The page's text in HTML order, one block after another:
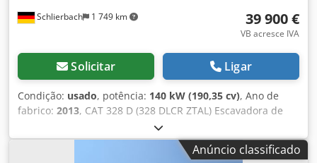
Schlierbach 1 749 km 39 900 €
VB acresce IVA
Solicitar Ligar
Condição: usado, potência: 140 kW (190,35 cv), Ano de
fabrico: 2013, CAT 328 D (328 DLCR ZTAL) Escavadora de
túneis Muitas peças adicionais disponíveis mediante custo
extra, por exemplo, uma superestrutura completa, etc.!! •
Potência: 140 kW (190 CV) • Lança articulada/deslocável
Anúncio classificado